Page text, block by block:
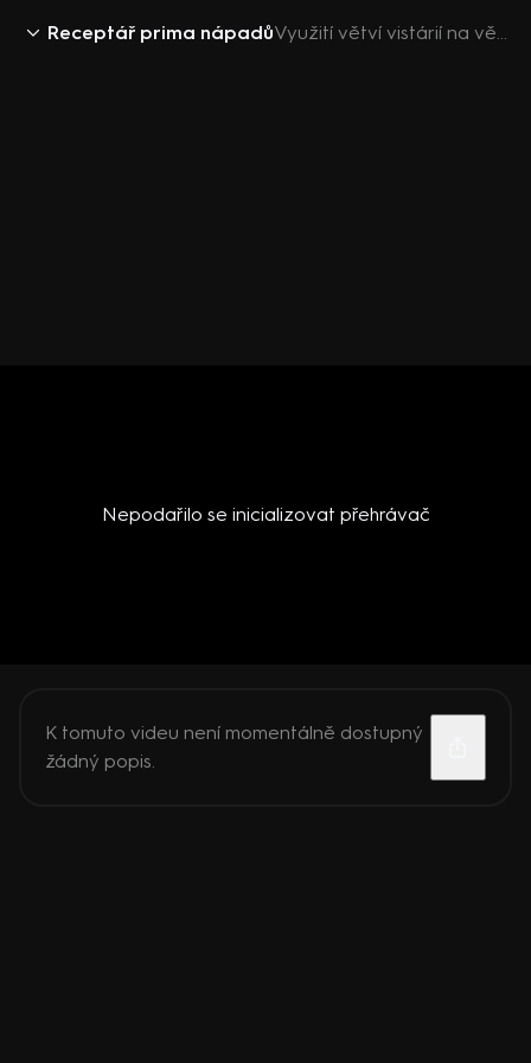
Receptář prima nápadů Využití větví vistárií na věnce
Nepodařilo se inicializovat přehrávač
K tomuto videu není momentálně dostupný
žádný popis.